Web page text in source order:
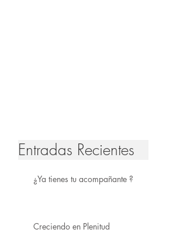
Entradas Recientes
¿Ya tienes tu acompañante ?
Creciendo en Plenitud